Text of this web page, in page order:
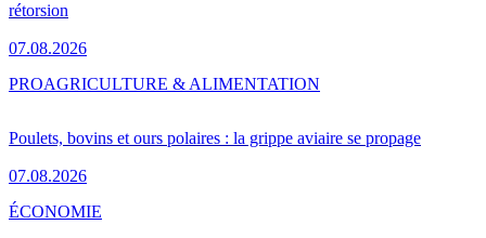
rétorsion
07.08.2026
Poulets, bovins et ours polaires : la grippe aviaire se propage
07.08.2026
PROAGRICULTURE & ALIMENTATION
ÉCONOMIE